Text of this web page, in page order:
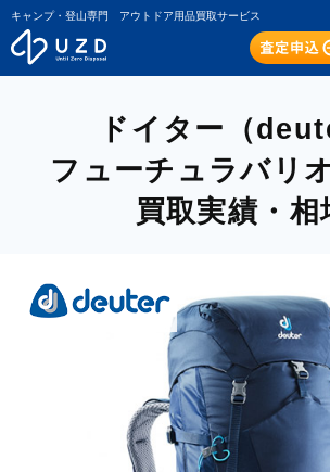
キャンプ・登山専門 アウトドア用品買取サービス
ドイター（
フューチュラバリ
買取実績・相